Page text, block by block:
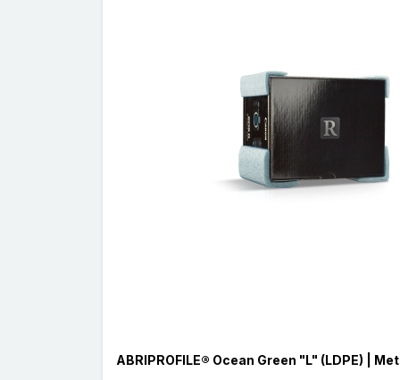
ABRIPROFILE® Ocean Green "L" (LDPE) |